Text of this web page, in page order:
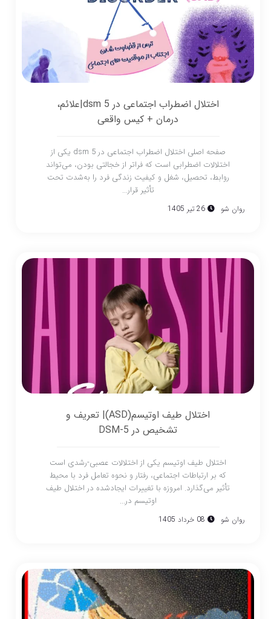
اختلال اضطراب اجتماعی در dsm 5|علائم،
درمان + کیس واقعی
صفحه اصلی اختلال اضطراب اجتماعی در dsm 5 یکی از
اختلالات اضطرابی است که فراتر از خجالتی بودن، می‌تواند
روابط، تحصیل، شغل و کیفیت زندگی فرد را به‌شدت تحت
تأثیر قرار...
روان شو 26 تیر 1405
اختلال طیف اوتیسم(ASD)| تعریف و
تشخیص در DSM-5
اختلال طیف اوتیسم یکی از اختلالات عصبی-رشدی است
که بر ارتباطات اجتماعی، رفتار و نحوه تعامل فرد با محیط
تأثیر می‌گذارد. امروزه با تغییرات ایجادشده در اختلال طیف
اوتیسم در...
روان شو 08 خرداد 1405